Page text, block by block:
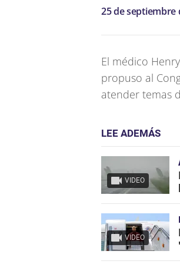
25 de septiembre
El médico
propuso al
atender temas
LEE ADEMÁS
VIDEO
VIDEO